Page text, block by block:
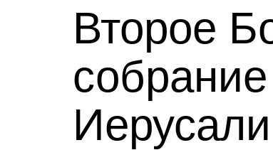
Второе